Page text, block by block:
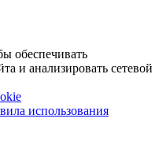
обеспечивать
и анализировать сетевой
использования